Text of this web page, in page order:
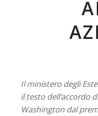
Il ministero degli
il testo dell’accordo
Washington dal